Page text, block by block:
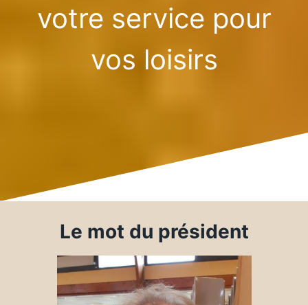
votre service pour
vos loisirs
Le mot du président